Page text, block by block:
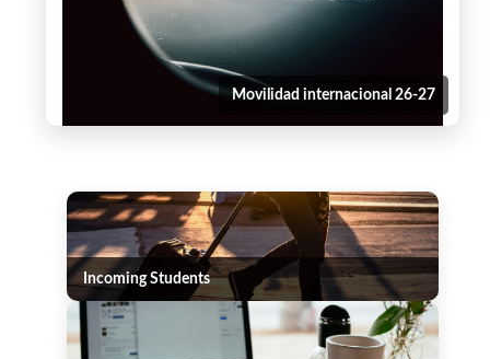
Movilidad internacional 26-27
Incoming Students